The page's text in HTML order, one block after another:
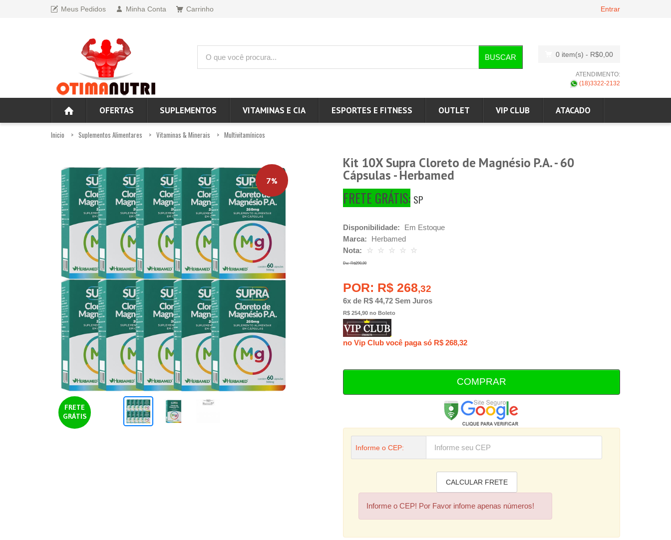
Meus Pedidos Minha Conta Carrinho Entrar
BUSCAR 0 item(s) - R$0,00
ATENDIMENTO:
(18)3322-2132
OFERTAS SUPLEMENTOS VITAMINAS E CIA ESPORTES E FITNESS OUTLET VIP CLUB ATACADO
Inicio Suplementos Alimentares Vitaminas & Minerais Multivitamínicos
7%
FRETE
GRÁTIS
Kit 10X Supra Cloreto de Magnésio P.A. - 60
Cápsulas - Herbamed
FRETE GRÁTIS: SP
Disponibilidade:
Em Estoque
Marca:
Herbamed
Nota:
☆ ☆ ☆ ☆ ☆
De: R$290,00
POR: R$ 268,32
6x de R$ 44,72 Sem Juros
R$ 254,90 no Boleto
no Vip Club você paga só R$ 268,32
COMPRAR
Informe o CEP:
Informe o CEP! Por Favor infome apenas números!